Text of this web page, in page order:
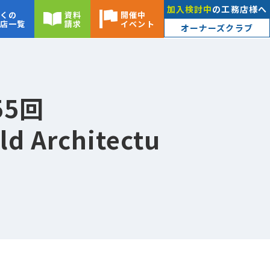
の
一覧
資料
請求
開催中
イベント
加入検討中の工務店様へ
オーナーズクラブ
回
Architectu